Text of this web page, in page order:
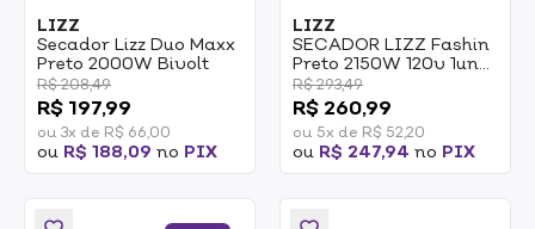
LIZZ
Secador Lizz Duo Maxx
Preto 2000W Bivolt
R$ 208,49
R$ 197,99
ou 3x de R$ 66,00
ou R$ 188,09 no PIX
LIZZ
SECADOR LIZZ Fashin
Preto 2150W 120v 1un
1UN
R$ 293,49
R$ 260,99
ou 5x de R$ 52,20
ou R$ 247,94 no PIX